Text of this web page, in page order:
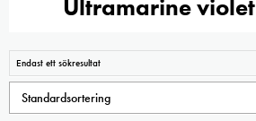
Ultramarine violet
Endast ett sökresultat